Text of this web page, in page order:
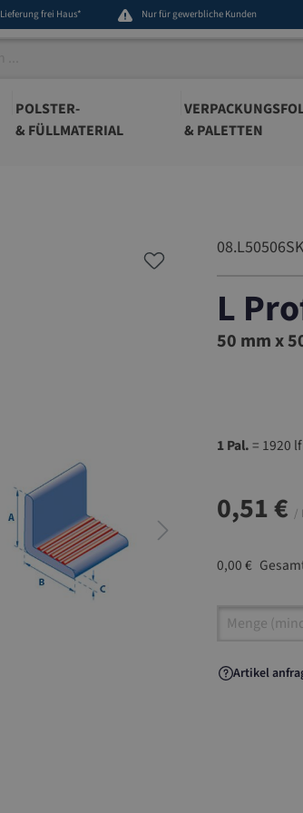
Lieferung frei Haus* Nur für gewerbliche Kunden
POLSTER-
& FÜLLMATERIAL
& PALETTEN
08.L50506SK
L
50 mm x
1 Pal.= 1920
0,51 € /
0,00 €
Artikel
Artikel